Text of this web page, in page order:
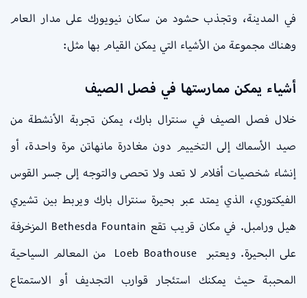
في المدينة، وتجذب حشود من سكان نيويورك على مدار العام
وهناك مجموعة من الأشياء التي يمكن القيام بها مثل:
أشياء يمكن ممارستها في فصل الصيف
خلال فصل الصيف في سنترال بارك، يمكن تجربة الأنشطة من
صيد الأسماك إلى التخييم دون مغادرة مانهاتن مرة واحدة، أو
إنشاء شخصيات أفلام لا تعد ولا تحصى والتوجه إلى جسر القوس
الفيكتوري، الذي يمتد عبر بحيرة سنترال بارك ويربط بين تشيري
هيل ورامبل. في مكان قريب تقع Bethesda Fountain المزخرفة
على البحيرة. ويعتبر Loeb Boathouse من المعالم السياحية
المحببة حيث يمكنك استئجار قوارب التجديف أو الاستمتاع